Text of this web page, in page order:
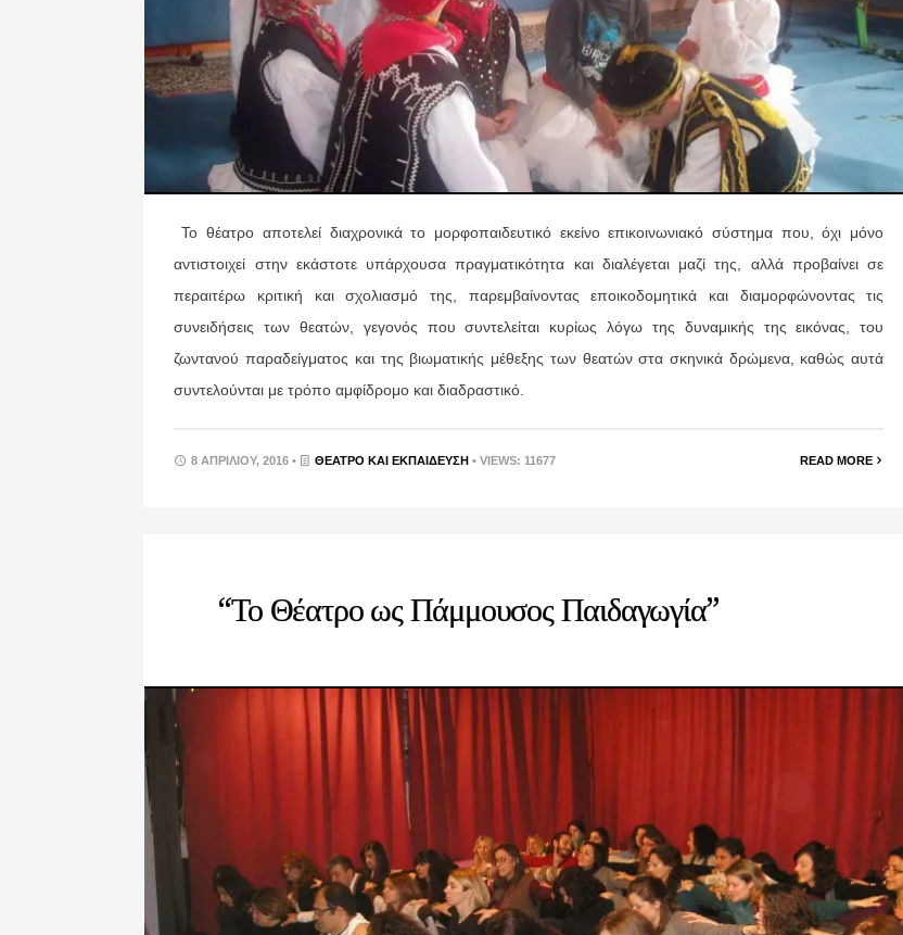
Το θέατρο αποτελεί διαχρονικά το μορφοπαιδευτικό εκείνο επικοινωνιακό σύστημα που, όχι μόνο
αντιστοιχεί στην εκάστοτε υπάρχουσα πραγματικότητα και διαλέγεται μαζί της, αλλά προβαίνει σε
περαιτέρω κριτική και σχολιασμό της, παρεμβαίνοντας εποικοδομητικά και διαμορφώνοντας τις
συνειδήσεις των θεατών, γεγονός που συντελείται κυρίως λόγω της δυναμικής της εικόνας, του
ζωντανού παραδείγματος και της βιωματικής μέθεξης των θεατών στα σκηνικά δρώμενα, καθώς αυτά
συντελούνται με τρόπο αμφίδρομο και διαδραστικό.
8 ΑΠΡΙΛΊΟΥ, 2016 • ΘΈΑΤΡΟ ΚΑΙ ΕΚΠΑΊΔΕΥΣΗ • VIEWS: 11677 READ MORE
“Το Θέατρο ως Πάμμουσος Παιδαγωγία”